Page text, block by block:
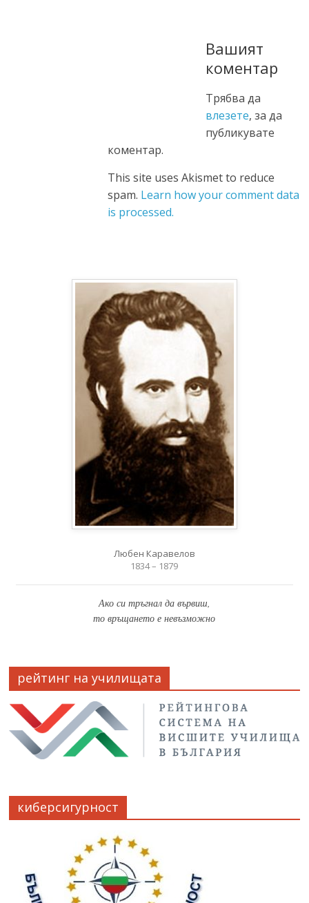
Вашият
коментар
Трябва да
влезете, за да
публикувате
коментар.
This site uses Akismet to reduce
spam. Learn how your comment data
is processed.
Любен Каравелов
1834 – 1879
Ако си тръгнал да вървиш,
то връщането е невъзможно
рейтинг на училищата
киберсигурност